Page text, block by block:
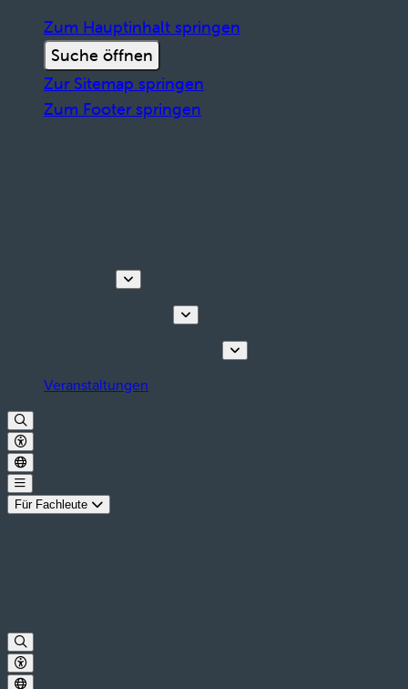
Zum Hauptinhalt springen
Suche öffnen
Zur Sitemap springen
Zum Footer springen
Veranstaltungen
Für Fachleute